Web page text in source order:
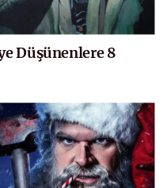
Düşünenlere 8